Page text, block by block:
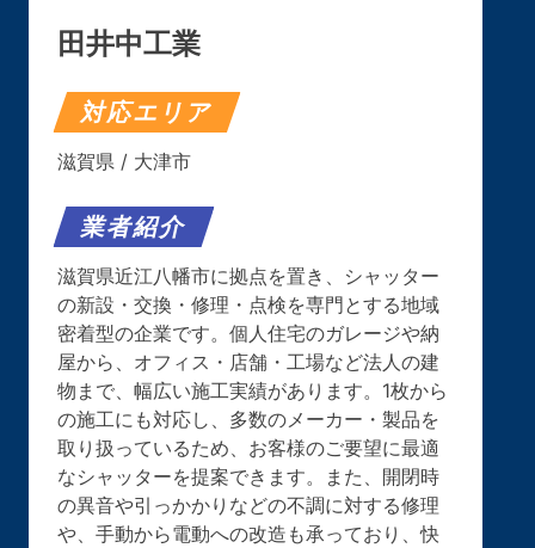
田井中工業
対応エリア
滋賀県 / 大津市
業者紹介
滋賀県近江八幡市に拠点を置き、シャッター
の新設・交換・修理・点検を専門とする地域
密着型の企業です。個人住宅のガレージや納
屋から、オフィス・店舗・工場など法人の建
物まで、幅広い施工実績があります。1枚から
の施工にも対応し、多数のメーカー・製品を
取り扱っているため、お客様のご要望に最適
なシャッターを提案できます。また、開閉時
の異音や引っかかりなどの不調に対する修理
や、手動から電動への改造も承っており、快